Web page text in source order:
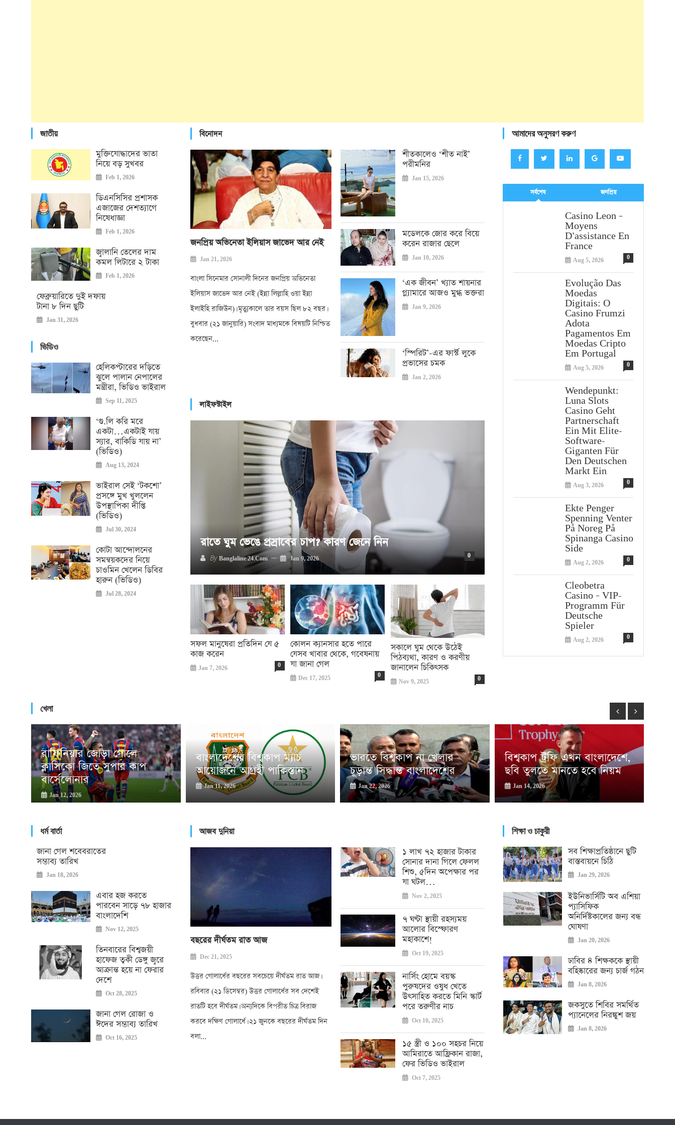
জাতীয়
মুক্তিযোদ্ধাদের ভাতা
নিয়ে বড় সুখবর
Feb 1, 2026
ডিএনসিসির প্রশাসক
এজাজের দেশত্যাগে
নিষেধাজ্ঞা
Feb 1, 2026
জ্বালানি তেলের দাম
কমল লিটারে ২ টাকা
Feb 1, 2026
ফেব্রুয়ারিতে দুই দফায়
টানা ৮ দিন ছুটি
Jan 31, 2026
ভিডিও
হেলিকপ্টারের দড়িতে
ঝুলে পালান নেপালের
মন্ত্রীরা, ভিডিও ভাইরাল
Sep 11, 2025
‘গু.লি করি মরে
একটা…একটাই যায়
স্যার, বাকিডি যায় না’
(ভিডিও)
Aug 13, 2024
ভাইরাল সেই ‘টকশো’
প্রসঙ্গে মুখ খুললেন
উপস্থাপিকা দীপ্তি
(ভিডিও)
Jul 30, 2024
কোটা আন্দোলনের
সমন্বয়কদের নিয়ে
চাওমিন খেলেন ডিবির
হারুন (ভিডিও)
Jul 28, 2024
বিনোদন
জনপ্রিয় অভিনেতা ইলিয়াস জাভেদ আর নেই
Jan 21, 2026
বাংলা সিনেমার সোনালী দিনের জনপ্রিয় অভিনেতা
ইলিয়াস জাভেদ আর নেই (ইন্না লিল্লাহি ওয়া ইন্না
ইলাইহি রাজিউন)। মৃত্যুকালে তার বয়স ছিল ৮২ বছর।
বুধবার (২১ জানুয়ারি) সংবাদ মাধ্যমকে বিষয়টি নিশ্চিত
করেছেন...
শীতকালেও ‘শীত নাই’
পরীমনির
Jan 15, 2026
মডেলকে জোর করে বিয়ে
করেন রাজার ছেলে
Jan 10, 2026
‘এক জীবন’ খ্যাত শায়নার
গ্ল্যামারে আজও মুগ্ধ ভক্তরা
Jan 9, 2026
‘স্পিরিট’-এর ফার্স্ট লুকে
প্রভাসের চমক
Jan 2, 2026
লাইফস্টাইল
রাতে ঘুম ভেঙে প্রস্রাবের চাপ? কারণ জেনে নিন
ByBanglaline 24.com Jan 9, 2026 0
সফল মানুষেরা প্রতিদিন যে ৫
কাজ করেন
Jan 7, 2026 0
কোলন ক্যানসার হতে পারে
যেসব খাবার থেকে, গবেষনায়
যা জানা গেল
Dec 17, 2025 0
সকালে ঘুম থেকে উঠেই
পিঠব্যথা, কারণ ও করণীয়
জানালেন চিকিৎসক
Nov 9, 2025 0
আমাদের অনুসরণ করুণ
সর্বশেষ জনপ্রিয়
Casino Leon –
Moyens
D’assistance En
France
Aug 5, 2026 0
Evolução Das
Moedas
Digitais: O
Casino Frumzi
Adota
Pagamentos Em
Moedas Cripto
Em Portugal
Aug 5, 2026 0
Wendepunkt:
Luna Slots
Casino Geht
Partnerschaft
Ein Mit Elite-
Software-
Giganten Für
Den Deutschen
Markt Ein
Aug 3, 2026 0
Ekte Penger
Spenning Venter
På Noreg På
Spinanga Casino
Side
Aug 2, 2026 0
Cleobetra
Casino – VIP-
Programm Für
Deutsche
Spieler
Aug 2, 2026 0
খেলা
রাফিনিয়ার জোড়া গোলে
ক্লাসিকো জিতে সুপার কাপ
বার্সেলোনার
Jan 12, 2026
বাংলাদেশের বিশ্বকাপ ম্যাচ
আয়োজনে আগ্রহী পাকিস্তান
Jan 11, 2026
ভারতে বিশ্বকাপ না খেলার
চূড়ান্ত সিদ্ধান্ত বাংলাদেশের
Jan 22, 2026
বিশ্বকাপ ট্রফি এখন বাংলাদেশে,
ছবি তুলতে মানতে হবে নিয়ম
Jan 14, 2026
ধর্ম বার্তা
জানা গেল শবেবরাতের
সম্ভাব্য তারিখ
Jan 18, 2026
এবার হজ করতে
পারবেন সাড়ে ৭৮ হাজার
বাংলাদেশি
Nov 12, 2025
তিনবারের বিশ্বজয়ী
হাফেজ ত্বকী ডেঙ্গু জ্বরে
আক্রান্ত হয়ে না ফেরার
দেশে
Oct 28, 2025
জানা গেল রোজা ও
ঈদের সম্ভাব্য তারিখ
Oct 16, 2025
আজব দুনিয়া
বছরের দীর্ঘতম রাত আজ
Dec 21, 2025
উত্তর গোলার্ধের বছরের সবচেয়ে দীর্ঘতম রাত আজ।
রবিবার (২১ ডিসেম্বর) উত্তর গোলার্ধের সব দেশেই
রাতটি হবে দীর্ঘতম। অন্যদিকে বিপরীত চিত্র বিরাজ
করবে দক্ষিণ গোলার্ধে। ২১ জুনকে বছরের দীর্ঘতম দিন
বলা...
১ লাখ ৭২ হাজার টাকার
সোনার দানা গিলে ফেলল
শিশু, ৫দিন অপেক্ষার পর
যা ঘটল…
Nov 2, 2025
৭ ঘণ্টা স্থায়ী রহস্যময়
আলোর বিস্ফোরণ
মহাকাশে!
Oct 19, 2025
নার্সিং হোমে বয়স্ক
পুরুষদের ওষুধ খেতে
উৎসাহিত করতে মিনি স্কার্ট
পরে তরুণীর নাচ
Oct 10, 2025
১৫ স্ত্রী ও ১০০ সহচর নিয়ে
আমিরাতে আফ্রিকান রাজা,
ফের ভিডিও ভাইরাল
Oct 7, 2025
শিক্ষা ও চাকুরী
সব শিক্ষাপ্রতিষ্ঠানে ছুটি
বাস্তবায়নে চিঠি
Jan 29, 2026
ইউনিভার্সিটি অব এশিয়া
প্যাসিফিক
অনির্দিষ্টকালের জন্য বন্ধ
ঘোষণা
Jan 20, 2026
ঢাবির ৪ শিক্ষককে স্থায়ী
বহিষ্কারের জন্য চার্জ গঠন
Jan 8, 2026
জকসুতে শিবির সমর্থিত
প্যানেলের নিরঙ্কুশ জয়
Jan 8, 2026